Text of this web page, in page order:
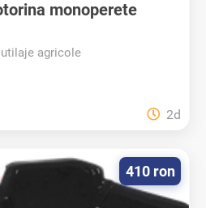
monoperete
agricole
2d
410 ron